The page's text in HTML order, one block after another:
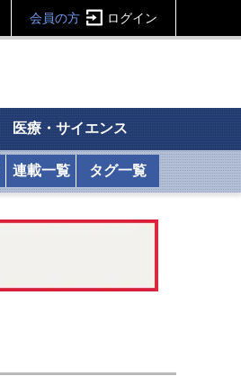
会員の方 ログイン
医療・サイエンス
連載一覧 タグ一覧